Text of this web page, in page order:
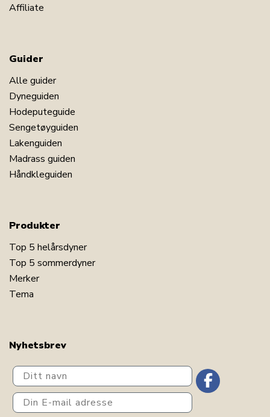
Affiliate
Guider
Alle guider
Dyneguiden
Hodeputeguide
Sengetøyguiden
Lakenguiden
Madrass guiden
Håndkleguiden
Produkter
Top 5 helårsdyner
Top 5 sommerdyner
Merker
Tema
Nyhetsbrev
Ditt navn
Din E-mail adresse